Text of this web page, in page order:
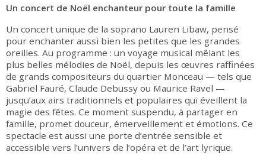
Un concert de Noël enchanteur pour toute la famille
Un concert unique de la soprano Lauren Libaw, pensé
pour enchanter aussi bien les petites que les grandes
oreilles. Au programme : un voyage musical mêlant les
plus belles mélodies de Noël, depuis les œuvres raffinées
de grands compositeurs du quartier Monceau — tels que
Gabriel Fauré, Claude Debussy ou Maurice Ravel —
jusqu’aux airs traditionnels et populaires qui éveillent la
magie des fêtes. Ce moment suspendu, à partager en
famille, promet douceur, émerveillement et émotions. Ce
spectacle est aussi une porte d’entrée sensible et
accessible vers l’univers de l’opéra et de l’art lyrique.